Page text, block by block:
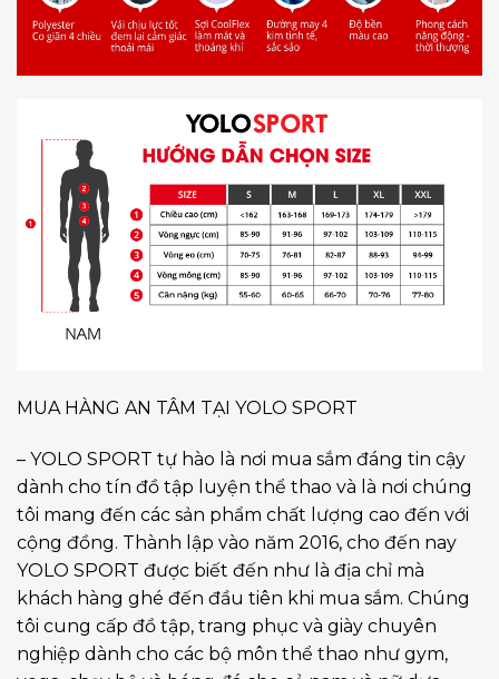
MUA HÀNG AN TÂM TẠI YOLO SPORT
– YOLO SPORT tự hào là nơi mua sắm đáng tin cậy
dành cho tín đồ tập luyện thể thao và là nơi chúng
tôi mang đến các sản phẩm chất lượng cao đến với
cộng đồng. Thành lập vào năm 2016, cho đến nay
YOLO SPORT được biết đến như là địa chỉ mà
khách hàng ghé đến đầu tiên khi mua sắm. Chúng
tôi cung cấp đồ tập, trang phục và giày chuyên
nghiệp dành cho các bộ môn thể thao như gym,